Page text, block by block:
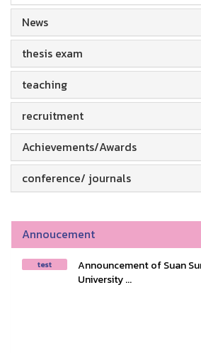
News
thesis exam
teaching
recruitment
Achievements/Awards
conference/ journals
Annoucement
test
Announcement of Suan
University ...